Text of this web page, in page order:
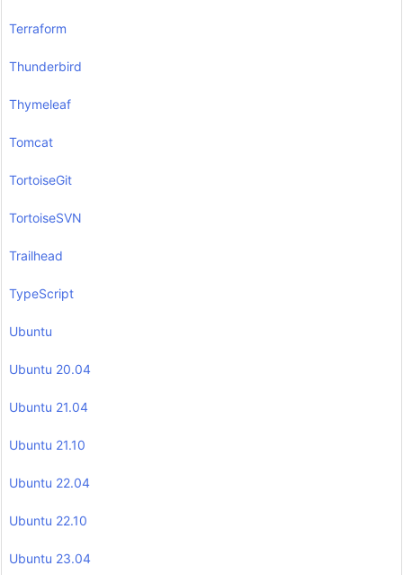
Terraform
Thunderbird
Thymeleaf
Tomcat
TortoiseGit
TortoiseSVN
Trailhead
TypeScript
Ubuntu
Ubuntu 20.04
Ubuntu 21.04
Ubuntu 21.10
Ubuntu 22.04
Ubuntu 22.10
Ubuntu 23.04